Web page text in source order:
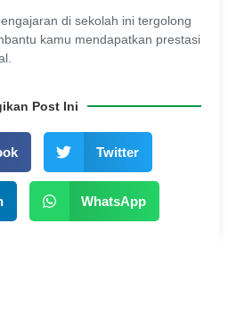
di sekolah ini tergolong
kamu mendapatkan prestasi
Post Ini
Twitter
WhatsApp